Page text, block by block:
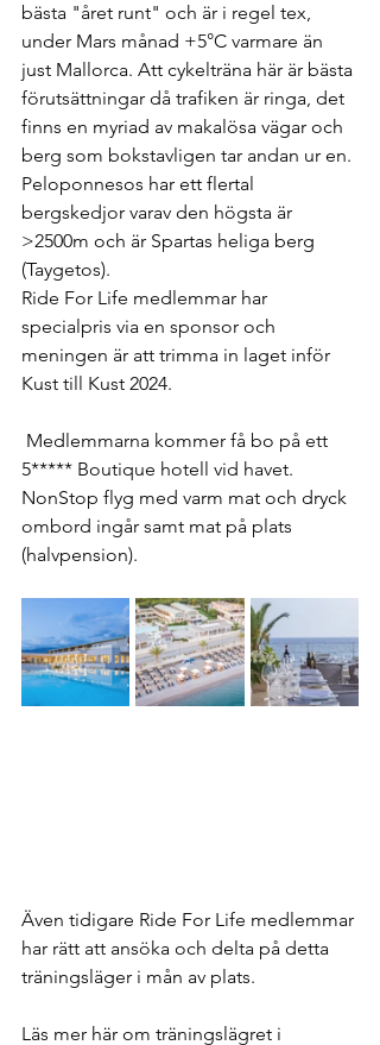
bästa "året runt" och är i regel tex,
under Mars månad +5°C varmare än
just Mallorca. Att cykelträna här är bästa
förutsättningar då trafiken är ringa, det
finns en myriad av makalösa vägar och
berg som bokstavligen tar andan ur en.
Peloponnesos har ett flertal
bergskedjor varav den högsta är
>2500m och är Spartas heliga berg
(Taygetos).
Ride For Life medlemmar har
specialpris via en sponsor och
meningen är att trimma in laget inför
Kust till Kust 2024.
5***** Boutique hotell vid havet.
NonStop flyg med varm mat och dryck
ombord ingår samt mat på plats
(halvpension).
Även tidigare Ride For Life medlemmar
har rätt att ansöka och delta på detta
träningsläger i mån av plats.
Läs mer här om träningslägret i